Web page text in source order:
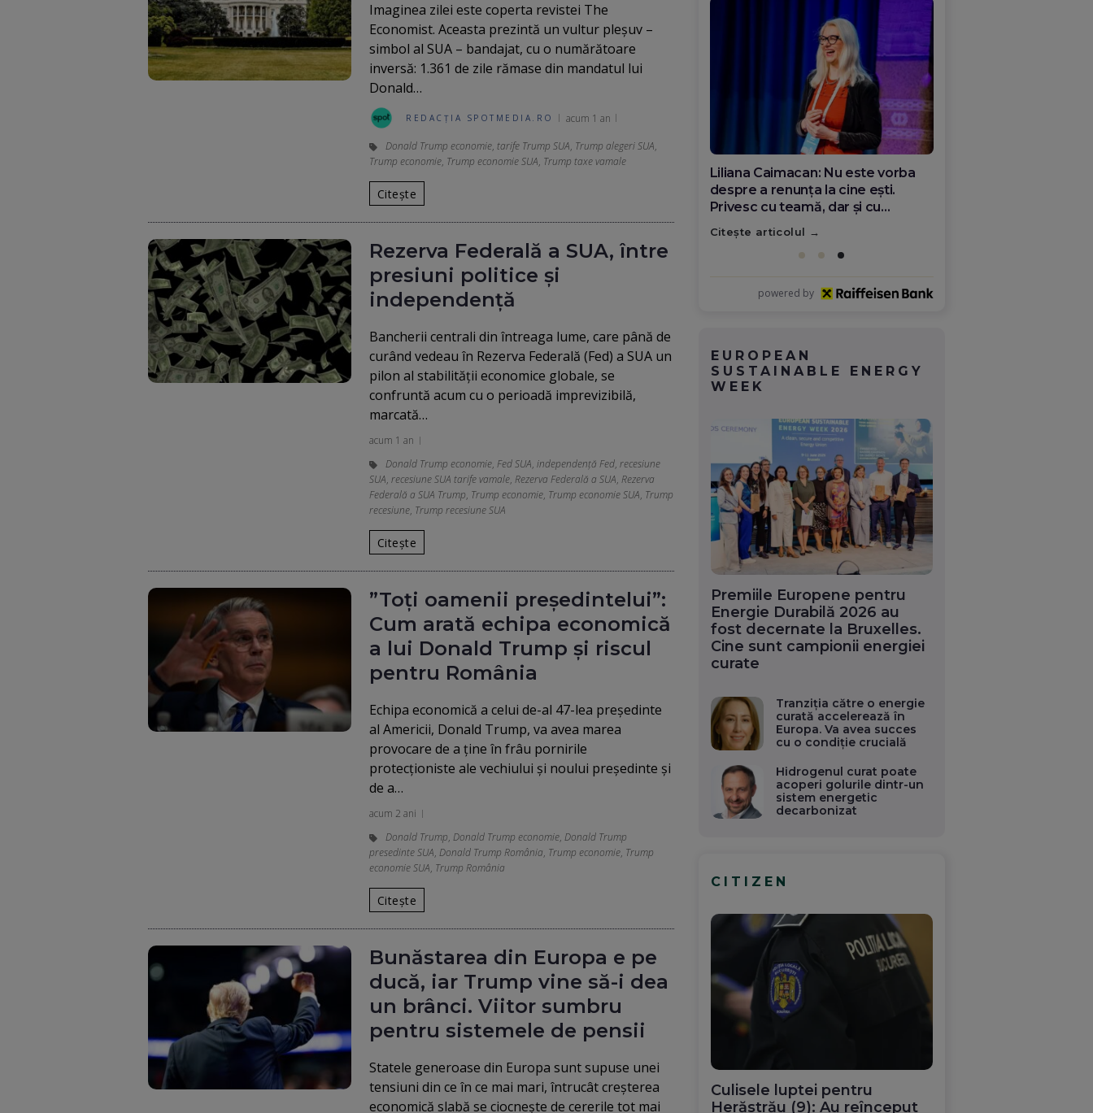
Imaginea zilei este coperta revistei The
Economist. Aceasta prezintă un vultur pleșuv –
simbol al SUA – bandajat, cu o numărătoare
inversă: 1.361 de zile rămase din mandatul lui
Donald…
REDACȚIA SPOTMEDIA.RO acum 1 an
Donald Trump economie, tarife Trump SUA, Trump alegeri SUA,
Trump economie, Trump economie SUA, Trump taxe vamale
Citește
Rezerva Federală a SUA, între
presiuni politice și
independență
Bancherii centrali din întreaga lume, care până de
curând vedeau în Rezerva Federală (Fed) a SUA un
pilon al stabilităţii economice globale, se
confruntă acum cu o perioadă imprevizibilă,
marcată…
acum 1 an
Donald Trump economie, Fed SUA, independență Fed, recesiune
SUA, recesiune SUA tarife vamale, Rezerva Federală a SUA, Rezerva
Federală a SUA Trump, Trump economie, Trump economie SUA, Trump
recesiune, Trump recesiune SUA
Citește
”Toți oamenii președintelui”:
Cum arată echipa economică
a lui Donald Trump și riscul
pentru România
Echipa economică a celui de-al 47-lea președinte
al Americii, Donald Trump, va avea marea
provocare de a ține în frâu pornirile
protecționiste ale vechiului și noului președinte și
de a…
acum 2 ani
Donald Trump, Donald Trump economie, Donald Trump
presedinte SUA, Donald Trump România, Trump economie, Trump
economie SUA, Trump România
Citește
Bunăstarea din Europa e pe
ducă, iar Trump vine să-i dea
un brânci. Viitor sumbru
pentru sistemele de pensii
Statele generoase din Europa sunt supuse unei
tensiuni din ce în ce mai mari, întrucât creșterea
economică slabă se ciocnește de cererile tot mai
Diana Olar, românca de la Google
care demonstrează că diaspora
poate schimba România
Citește articolul
powered by
EUROPEAN
SUSTAINABLE ENERGY
WEEK
Premiile Europene pentru
Energie Durabilă 2026 au
fost decernate la Bruxelles.
Cine sunt campionii energiei
curate
Tranziția către o energie
curată accelerează în
Europa. Va avea succes
cu o condiție crucială
Hidrogenul curat poate
acoperi golurile dintr-un
sistem energetic
decarbonizat
CITIZEN
Culisele luptei pentru
Herăstrău (9): Au reînceput